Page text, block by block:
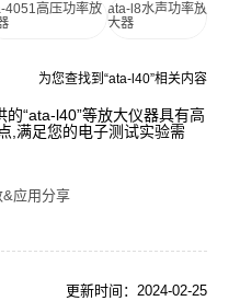
4051高压功率放 ata-l8水声功率放
大器
为您查找到“ata-l40”相关内容
“ata-l40”等放大仪器具有高
,满足您的电子测试实验需
应用分享
更新时间：2024-02-25